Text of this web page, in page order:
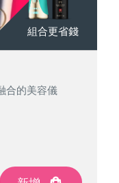
組合更省錢
合的美容儀
組合更省錢
合的美容儀